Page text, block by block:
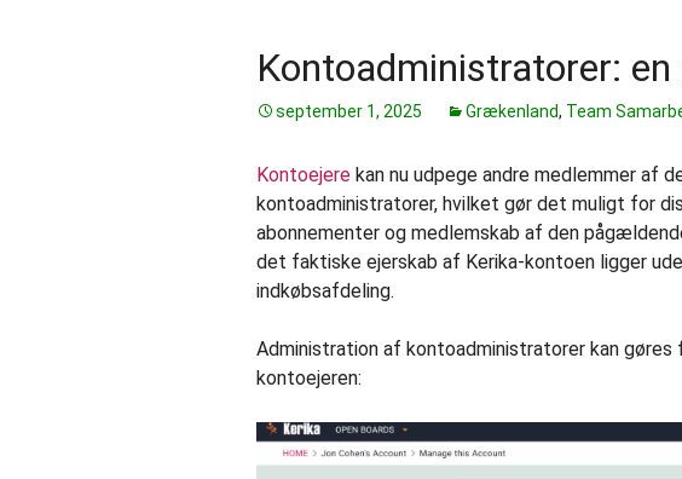
Kontoadministratorer:
september 1, 2025 Grækenland, Team
Kontoejere kan nu udpege andre medlemmer af
kontoadministratorer, hvilket gør det muligt for
abonnementer og medlemskab af den
det faktiske ejerskab af Kerika-kontoen ligger
indkøbsafdeling.
Administration af kontoadministratorer kan
kontoejeren: